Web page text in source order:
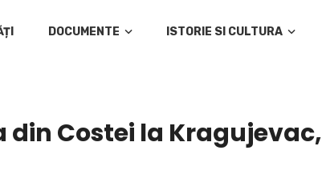
DOCUMENTE ISTORIE SI CULTURA
Costei la Kragujevac,